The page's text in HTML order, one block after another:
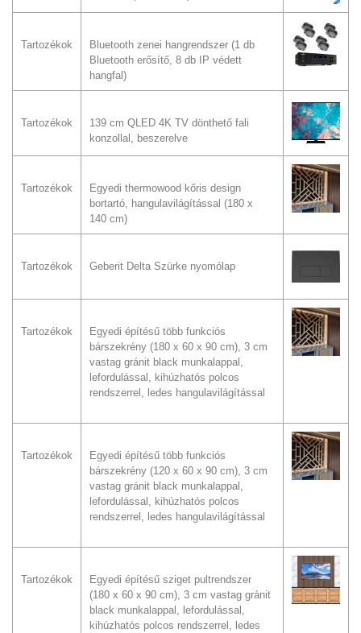
Tartozékok
Bluetooth zenei hangrendszer (1 db
Bluetooth erősítő, 8 db IP védett
hangfal)
Tartozékok
139 cm QLED 4K TV dönthető fali
konzollal, beszerelve
Tartozékok
Egyedi thermowood kőris design
bortartó, hangulavilágítással (180 x
140 cm)
Tartozékok Geberit Delta Szürke nyomólap
Tartozékok
Egyedi építésű több funkciós
bárszekrény (180 x 60 x 90 cm), 3 cm
vastag gránit black munkalappal,
lefordulással, kihúzhatós polcos
rendszerrel, ledes hangulavilágítással
Tartozékok
Egyedi építésű több funkciós
bárszekrény (120 x 60 x 90 cm), 3 cm
vastag gránit black munkalappal,
lefordulással, kihúzhatós polcos
rendszerrel, ledes hangulavilágítással
Tartozékok
Egyedi építésű sziget pultrendszer
(180 x 60 x 90 cm), 3 cm vastag gránit
black munkalappal, lefordulással,
kihúzhatós polcos rendszerrel, ledes